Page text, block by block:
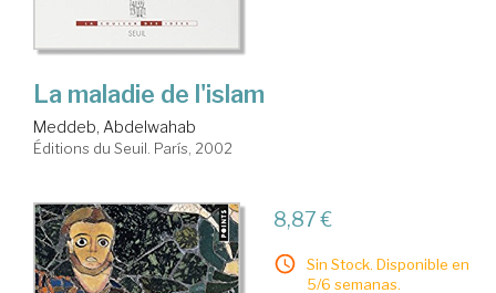
La maladie de l'islam
Meddeb, Abdelwahab
Éditions du Seuil. París, 2002
8,87 €
Sin Stock. Disponible en
5/6 semanas.